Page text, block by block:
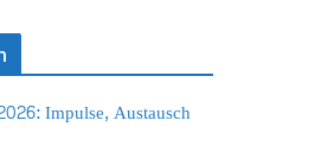
Impulse, Austausch